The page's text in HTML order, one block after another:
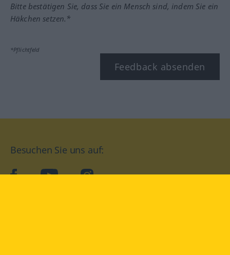
Bitte bestätigen Sie, dass Sie ein Mensch sind, indem Sie ein
Häkchen setzen.*
*Pflichtfeld
Feedback absenden
Besuchen Sie uns auf:
facebookYouTube Instagram